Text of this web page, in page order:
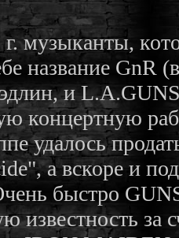
музыканты,
название GnR
и
концертную
удалось
a вскоре и
быстро
известность за